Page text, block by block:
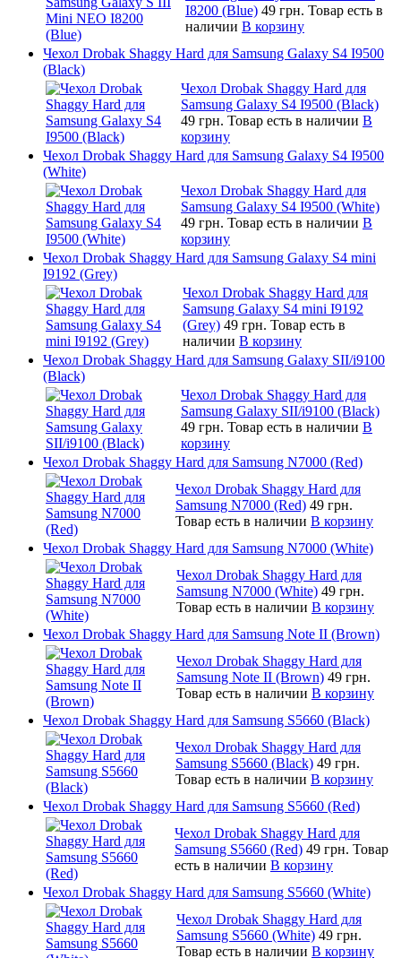
I8200 (Blue) 49 грн. Товар есть в
наличии В корзину
Чехол Drobak Shaggy Hard для Samsung Galaxy S4 I9500
(Black)
Чехол Drobak Shaggy Hard для
Samsung Galaxy S4 I9500 (Black)
49 грн. Товар есть в наличии В
корзину
Чехол Drobak Shaggy Hard для Samsung Galaxy S4 I9500
(White)
Чехол Drobak Shaggy Hard для
Samsung Galaxy S4 I9500 (White)
49 грн. Товар есть в наличии В
корзину
Чехол Drobak Shaggy Hard для Samsung Galaxy S4 mini
I9192 (Grey)
Чехол Drobak Shaggy Hard для
Samsung Galaxy S4 mini I9192
(Grey) 49 грн. Товар есть в
наличии В корзину
Чехол Drobak Shaggy Hard для Samsung Galaxy SII/i9100
(Black)
Чехол Drobak Shaggy Hard для
Samsung Galaxy SII/i9100 (Black)
49 грн. Товар есть в наличии В
корзину
Чехол Drobak Shaggy Hard для Samsung N7000 (Red)
Чехол Drobak Shaggy Hard для
Samsung N7000 (Red) 49 грн.
Товар есть в наличии В корзину
Чехол Drobak Shaggy Hard для Samsung N7000 (White)
Чехол Drobak Shaggy Hard для
Samsung N7000 (White) 49 грн.
Товар есть в наличии В корзину
Чехол Drobak Shaggy Hard для Samsung Note II (Brown)
Чехол Drobak Shaggy Hard для
Samsung Note II (Brown) 49 грн.
Товар есть в наличии В корзину
Чехол Drobak Shaggy Hard для Samsung S5660 (Black)
Чехол Drobak Shaggy Hard для
Samsung S5660 (Black) 49 грн.
Товар есть в наличии В корзину
Чехол Drobak Shaggy Hard для Samsung S5660 (Red)
Чехол Drobak Shaggy Hard для
Samsung S5660 (Red) 49 грн. Товар
есть в наличии В корзину
Чехол Drobak Shaggy Hard для Samsung S5660 (White)
Чехол Drobak Shaggy Hard для
Samsung S5660 (White) 49 грн.
Товар есть в наличии В корзину